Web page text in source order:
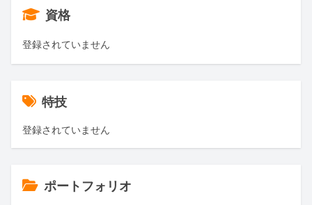
資格
登録されていません
特技
登録されていません
ポートフォリオ